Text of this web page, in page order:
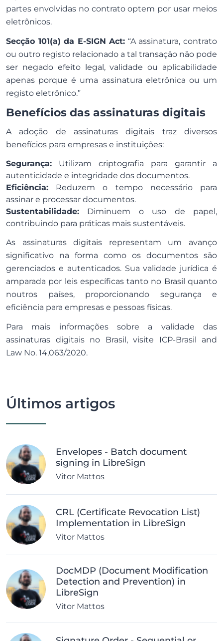
partes envolvidas no contrato optem por usar meios
eletrônicos.
Secção 101(a) da E-SIGN Act: “A assinatura, contrato
ou outro registo relacionado a tal transação não pode
ser negado efeito legal, validade ou aplicabilidade
apenas porque é uma assinatura eletrônica ou um
registo eletrônico.”
Benefícios das assinaturas digitais
A adoção de assinaturas digitais traz diversos
benefícios para empresas e instituições:
Segurança: Utilizam criptografia para garantir a
autenticidade e integridade dos documentos.
Eficiência: Reduzem o tempo necessário para
assinar e processar documentos.
Sustentabilidade: Diminuem o uso de papel,
contribuindo para práticas mais sustentáveis.
As assinaturas digitais representam um avanço
significativo na forma como os documentos são
gerenciados e autenticados. Sua validade jurídica é
amparada por leis específicas tanto no Brasil quanto
noutros países, proporcionando segurança e
eficiência para empresas e pessoas físicas.
Para mais informações sobre a validade das
assinaturas digitais no Brasil, visite ICP-Brasil and
Law No. 14,063/2020.
Últimos artigos
Envelopes - Batch document
signing in LibreSign
Vitor Mattos
CRL (Certificate Revocation List)
Implementation in LibreSign
Vitor Mattos
DocMDP (Document Modification
Detection and Prevention) in
LibreSign
Vitor Mattos